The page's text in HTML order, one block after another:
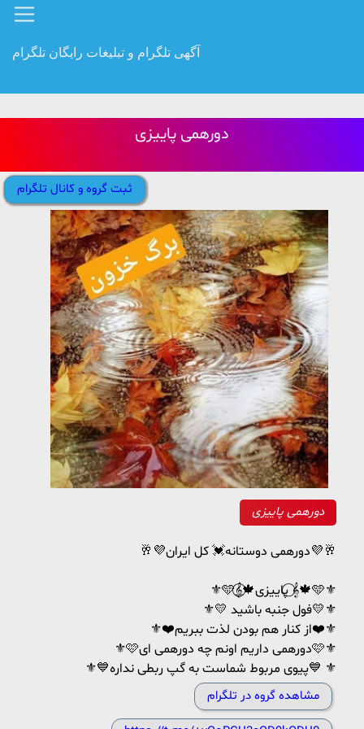
آگهی تلگرام و تبلیغات رایگان تلگرام
دورهمی پاییزی
ثبت گروه و کانال تلگرام
دورهمی پاییزی
🥂💜دورهمی دوستانه💓 کل ایران💜🥂
⚜🩵𝄞⃝⃭🍁پاییزی 𝄞⃝🍁🩵⚜
⚜💛 فول جنبه باشید💛⚜
⚜❤️از کنار هم‌ بودن لذت ببریم❤️⚜
⚜🩷دورهمی داریم اونم چه دورهمی ای🩷⚜
⚜💙پیوی مربوط شماست به گپ ربطی نداره💙 ⚜
مشاهده گروه در تلگرام